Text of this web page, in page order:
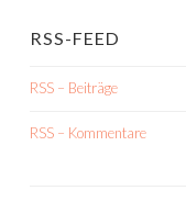
RSS-FEED
RSS – Beiträge
RSS – Kommentare